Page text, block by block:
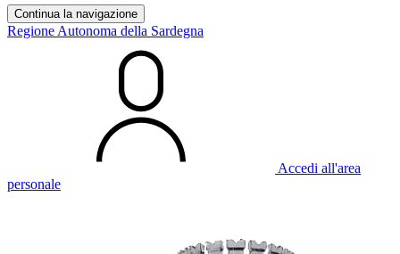
Continua la navigazione
Regione Autonoma della Sardegna
Accedi all'area
personale